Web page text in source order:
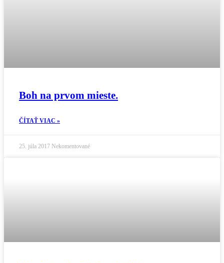
Boh na prvom mieste.
ČÍTAŤ VIAC »
25. júla 2017 Nekomentované